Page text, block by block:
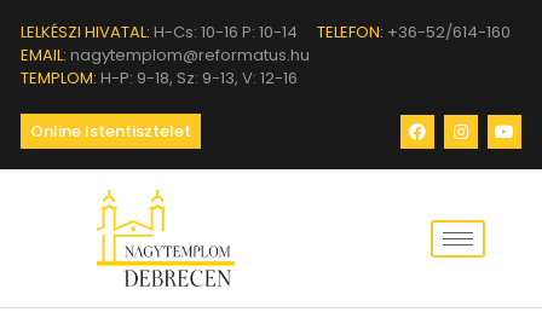
LELKÉSZI HIVATAL: H-Cs: 10-16 P: 10-14 TELEFON: +36-52/614-160
EMAIL: nagytemplom@reformatus.hu
TEMPLOM: H-P: 9-18, Sz: 9-13, V: 12-16
Online Istentisztelet